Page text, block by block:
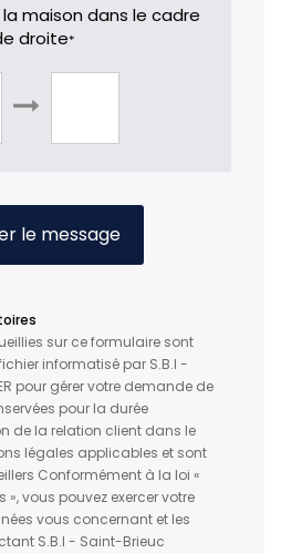
maison dans le cadre
droite*
le message
sur ce formulaire sont
informatisé par S.B.I -
pour gérer votre demande de
pour la durée
de la relation client dans le
légales applicables et sont
Conformément à la loi «
vous pouvez exercer votre
vous concernant et les
S.B.I - Saint-Brieuc